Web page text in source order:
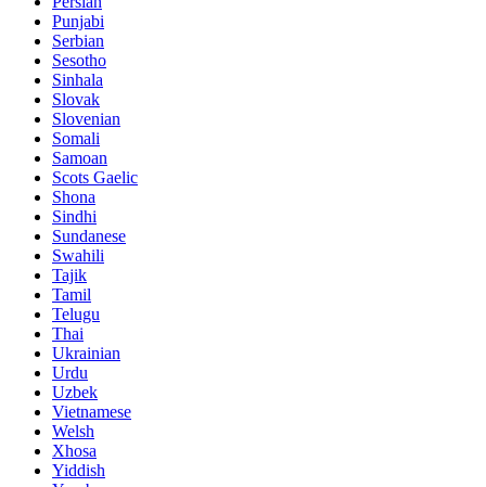
Punjabi
Serbian
Sesotho
Sinhala
Slovak
Slovenian
Somali
Samoan
Scots Gaelic
Shona
Sindhi
Sundanese
Swahili
Tajik
Tamil
Telugu
Thai
Ukrainian
Urdu
Uzbek
Vietnamese
Welsh
Xhosa
Yiddish